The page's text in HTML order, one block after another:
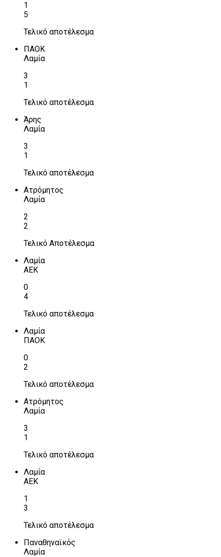
1
5
Τελικό αποτέλεσμα
ΠΑΟΚ
Λαμία
3
1
Τελικό αποτέλεσμα
Άρης
Λαμία
3
1
Τελικό αποτέλεσμα
Ατρόμητος
Λαμία
2
2
Τελικό Αποτέλεσμα
Λαμία
ΑΕΚ
0
4
Τελικό αποτέλεσμα
Λαμία
ΠΑΟΚ
0
2
Τελικό αποτέλεσμα
Ατρόμητος
Λαμία
3
1
Τελικό αποτέλεσμα
Λαμία
ΑΕΚ
1
3
Τελικό αποτέλεσμα
Παναθηναϊκός
Λαμία